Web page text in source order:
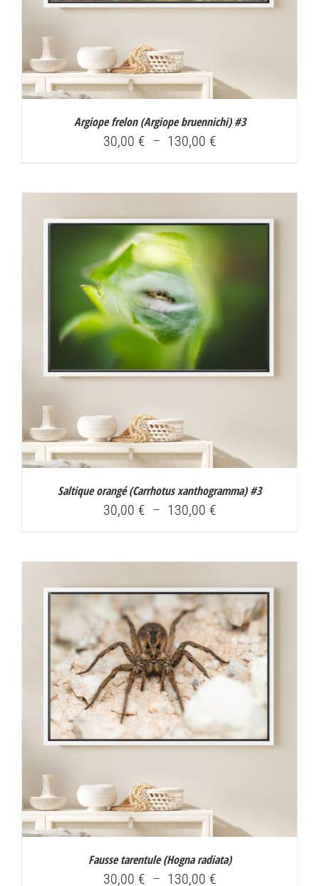
Argiope frelon (Argiope bruennichi) #3
30,00 € – 130,00 €Plage
à
Saltique orangé (Carrhotus xanthogramma) #3
30,00 € – 130,00 €Plage
à
130,00 €
Fausse tarentule (Hogna radiata)
30,00 € – 130,00 €Plage